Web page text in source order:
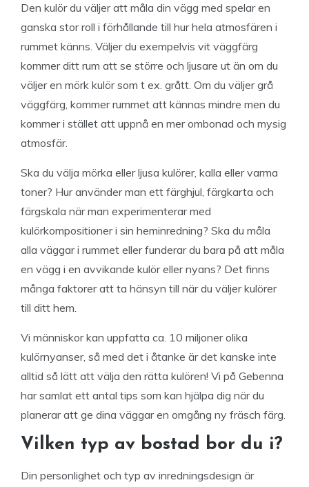
Den kulör du väljer att måla din vägg med spelar en
ganska stor roll i förhållande till hur hela atmosfären i
rummet känns. Väljer du exempelvis vit väggfärg
kommer ditt rum att se större och ljusare ut än om du
väljer en mörk kulör som t ex. grått. Om du väljer grå
väggfärg, kommer rummet att kännas mindre men du
kommer i stället att uppnå en mer ombonad och mysig
atmosfär.
Ska du välja mörka eller ljusa kulörer, kalla eller varma
toner? Hur använder man ett färghjul, färgkarta och
färgskala när man experimenterar med
kulörkompositioner i sin heminredning? Ska du måla
alla väggar i rummet eller funderar du bara på att måla
en vägg i en avvikande kulör eller nyans? Det finns
många faktorer att ta hänsyn till när du väljer kulörer
till ditt hem.
Vi människor kan uppfatta ca. 10 miljoner olika
kulörnyanser, så med det i åtanke är det kanske inte
alltid så lätt att välja den rätta kulören! Vi på Gebenna
har samlat ett antal tips som kan hjälpa dig när du
planerar att ge dina väggar en omgång ny fräsch färg.
Vilken typ av bostad bor du i?
Din personlighet och typ av inredningsdesign är